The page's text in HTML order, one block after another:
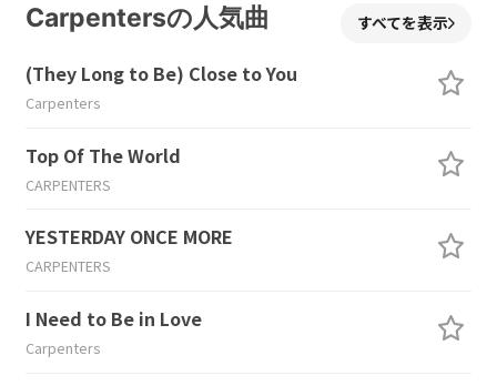
Carpentersの人気曲 すべてを表示
(They Long to Be) Close to You
Carpenters
Top Of The World
CARPENTERS
YESTERDAY ONCE MORE
CARPENTERS
I Need to Be in Love
Carpenters